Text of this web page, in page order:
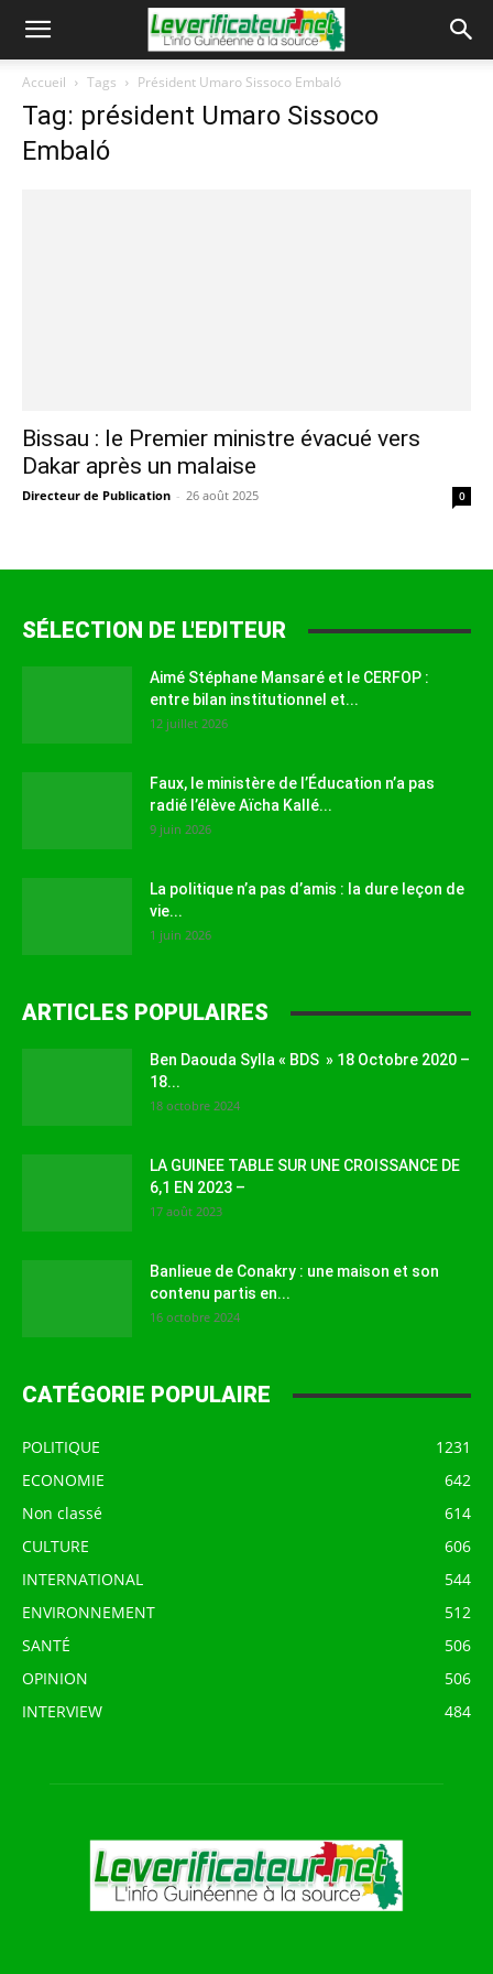
Accueil Tags Président Umaro Sissoco Embaló
Tag: président Umaro Sissoco
Embaló
Bissau : le Premier ministre évacué vers
Dakar après un malaise
Directeur de Publication - 26 août 2025 0
SÉLECTION DE L'EDITEUR
Aimé Stéphane Mansaré et le CERFOP :
entre bilan institutionnel et...
12 juillet 2026
Faux, le ministère de l’Éducation n’a pas
radié l’élève Aïcha Kallé...
9 juin 2026
La politique n’a pas d’amis : la dure leçon de
vie...
1 juin 2026
ARTICLES POPULAIRES
Ben Daouda Sylla « BDS » 18 Octobre 2020 –
18...
18 octobre 2024
LA GUINEE TABLE SUR UNE CROISSANCE DE
6,1 EN 2023 –
17 août 2023
Banlieue de Conakry : une maison et son
contenu partis en...
16 octobre 2024
CATÉGORIE POPULAIRE
POLITIQUE
1231
ECONOMIE
642
Non classé
614
CULTURE
606
INTERNATIONAL
544
ENVIRONNEMENT
512
SANTÉ
506
OPINION
506
INTERVIEW
484